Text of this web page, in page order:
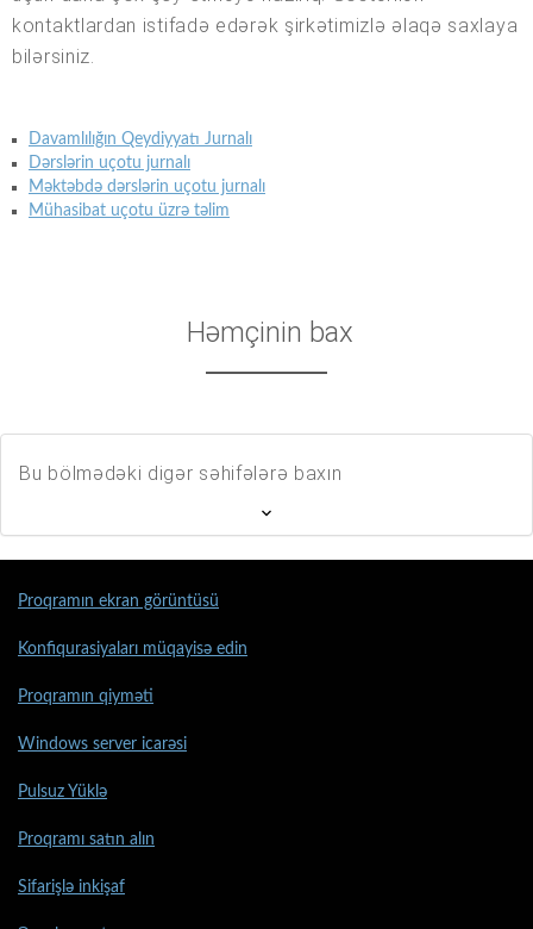
kontaktlardan istifadə edərək şirkətimizlə əlaqə saxlaya
bilərsiniz.
Davamlılığın Qeydiyyatı Jurnalı
Dərslərin uçotu jurnalı
Məktəbdə dərslərin uçotu jurnalı
Mühasibat uçotu üzrə təlim
Həmçinin bax
Bu bölmədəki digər səhifələrə baxın
Proqramın ekran görüntüsü
Konfiqurasiyaları müqayisə edin
Proqramın qiyməti
Windows server icarəsi
Pulsuz Yüklə
Proqramı satın alın
Sifarişlə inkişaf